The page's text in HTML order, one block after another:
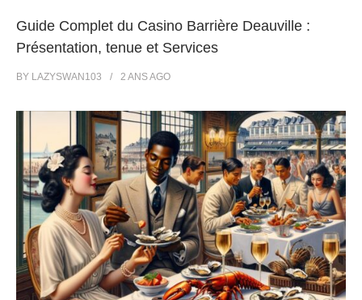
Guide Complet du Casino Barrière Deauville :
Présentation, tenue et Services
BY LAZYSWAN103 2 ANSAGO